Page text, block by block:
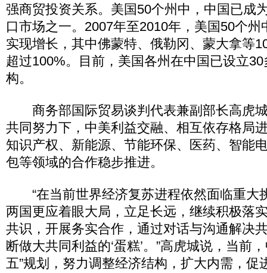
强商贸投资关系。美国50个州中，中国已成
口市场之一。2007年至2010年，美国50个
实现增长，其中佛蒙特、俄勒冈、蒙大拿等
超过100%。目前，美国各州在中国已设立
构。
商务部国际贸易谈判代表兼副部长高虎
共同努力下，中美利益交融、相互依存格局
知识产权、新能源、节能环保、医药、智能
包等领域的合作稳步推进。
“在当前世界经济复苏进程依然面临重大
两国更应着眼大局，立足长远，继续积极落
共识，开展务实合作，通过对话与沟通解决
断做大共同利益的‘蛋糕’。”高虎城说，当前
五”规划，努力调整经济结构，扩大内需，促